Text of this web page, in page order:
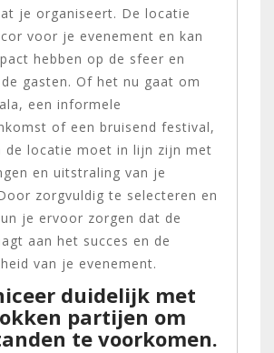
je organiseert. De locatie
voor je evenement en kan
hebben op de sfeer en
gasten. Of het nu gaat om
een informele
of een bruisend festival,
de locatie moet in lijn zijn met
en uitstraling van je
zorgvuldig te selecteren en
je ervoor zorgen dat de
aan het succes en de
van je evenement.
duidelijk met
partijen om
te voorkomen.